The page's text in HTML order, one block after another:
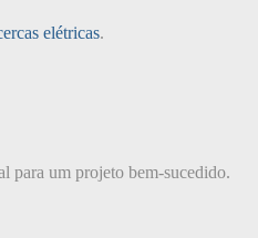
elétricas.
para um projeto bem-sucedido.